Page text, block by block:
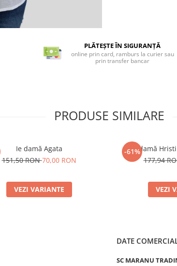
PLĂTEȘTE ÎN SIGURANȚĂ
online prin card, ramburs la curier sau
prin transfer bancar
PRODUSE SIMILARE
Ie damă Agata
151,50 RON70,00 RON
VEZI VARIANTE
-61%
Ie damă
177,94
VEZI
DATE
SC MARANU